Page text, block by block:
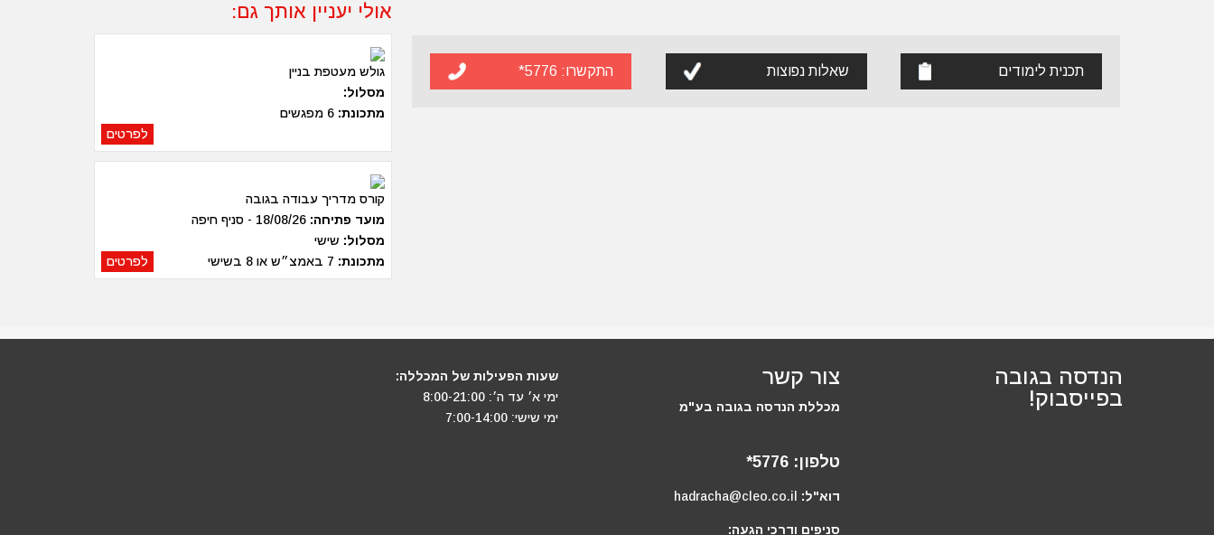
תכנית לימודים שאלות נפוצות התקשרו: 5776*
אולי יעניין אותך גם:
גולש מעטפת בניין
מסלול:
מתכונת: 6 מפגשים
לפרטים
קורס מדריך עבודה בגובה
מועד פתיחה: 18/08/26 - סניף חיפה
מסלול: שישי
מתכונת:
לפרטים
הנדסה בגובה
בפייסבוק!
צור קשר
מכללת הנדסה בגובה בע"מ
טלפון: 5776*
דוא"ל: hadracha@cleo.co.il
סניפים ודרכי הגעה:
שעות הפעילות של המכללה:
ימי א׳ עד ה׳: 8:00-21:00
ימי שישי: 7:00-14:00